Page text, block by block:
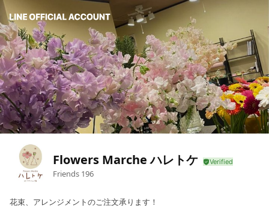
Flowers Marche ハレトケ
Friends 196
花束、アレンジメントのご注文承ります！